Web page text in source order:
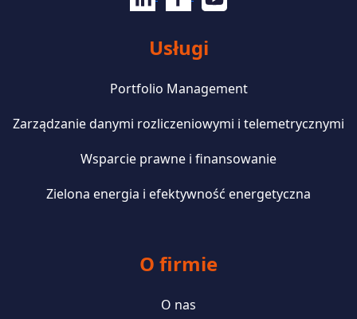
Usługi
Portfolio Management
Zarządzanie danymi rozliczeniowymi i telemetrycznymi
Wsparcie prawne i finansowanie
Zielona energia i efektywność energetyczna
O firmie
O nas